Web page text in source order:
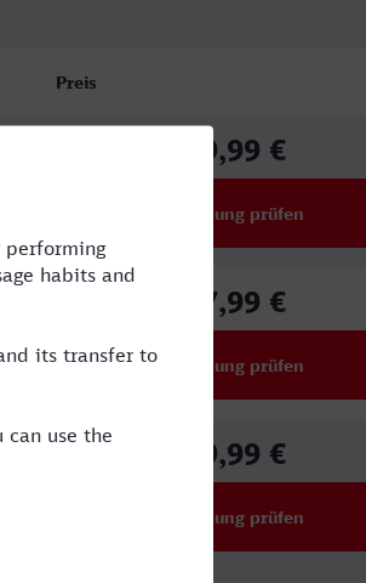
Preis
39,99 €
Verbindung prüfen
37,99 €
Verbindung prüfen
39,99 €
Verbindung prüfen